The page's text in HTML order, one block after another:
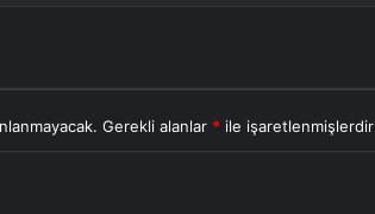
Gerekli alanlar * ile işaretlenmişlerdir